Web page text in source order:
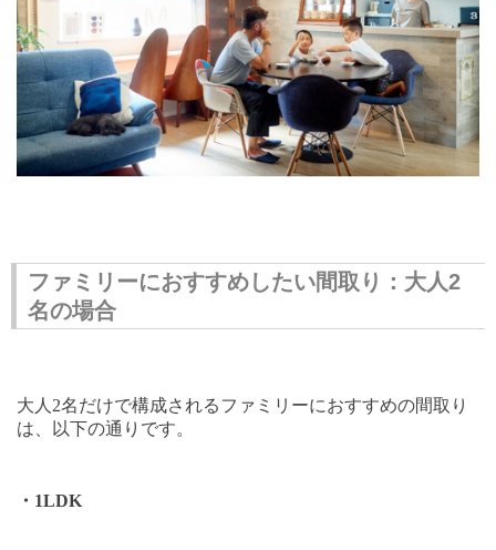
ファミリーにおすすめしたい間取り：大人2
名の場合
大人 2名だけで構成されるファミリーにおすすめの間取り
は、以下の通りです。
・ 1LDK